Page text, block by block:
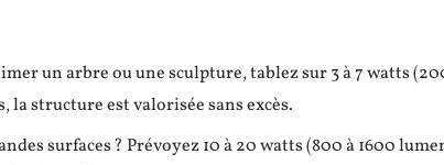
un arbre ou une sculpture, tablez sur 3 à 7 watts
la structure est valorisée sans excès.
surfaces ? Prévoyez 10 à 20 watts (800 à 1600